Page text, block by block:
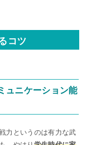
コツ
ュニケーション能
力というのは有力な武